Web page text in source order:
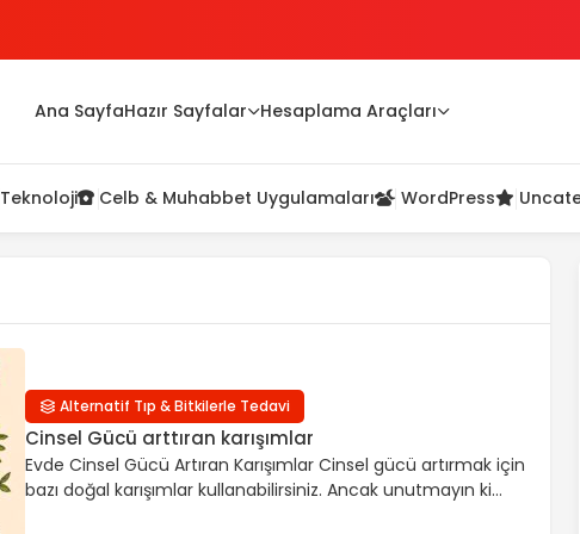
Ana SayfaHazır Sayfalar Hesaplama Araçları
Teknoloji Celb & Muhabbet Uygulamaları WordPress
Alternatif Tıp & Bitkilerle Tedavi
Cinsel Gücü arttıran karışımlar
Evde Cinsel Gücü Artıran Karışımlar Cinsel gücü artırmak için
bazı doğal karışımlar kullanabilirsiniz. Ancak unutmayın ki